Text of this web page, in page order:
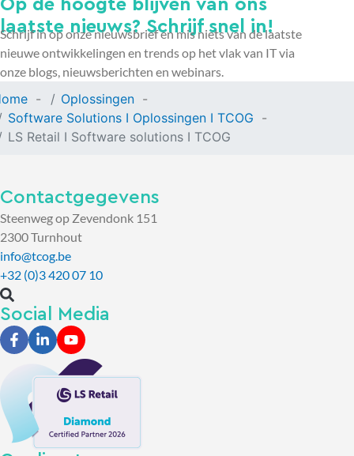
Op de hoogte blijven van ons
laatste nieuws? Schrijf snel in!
Schrijf in op onze nieuwsbrief en mis niets van de laatste
nieuwe ontwikkelingen en trends op het vlak van IT via
onze blogs, nieuwsberichten en webinars.
Oplossingen
Software Solutions I Oplossingen I TCOG
LS Retail I Software solutions I TCOG
Contactgegevens
Steenweg op Zevendonk 151
2300 Turnhout
info@tcog.be
+32 (0)3 420 07 10
Social Media